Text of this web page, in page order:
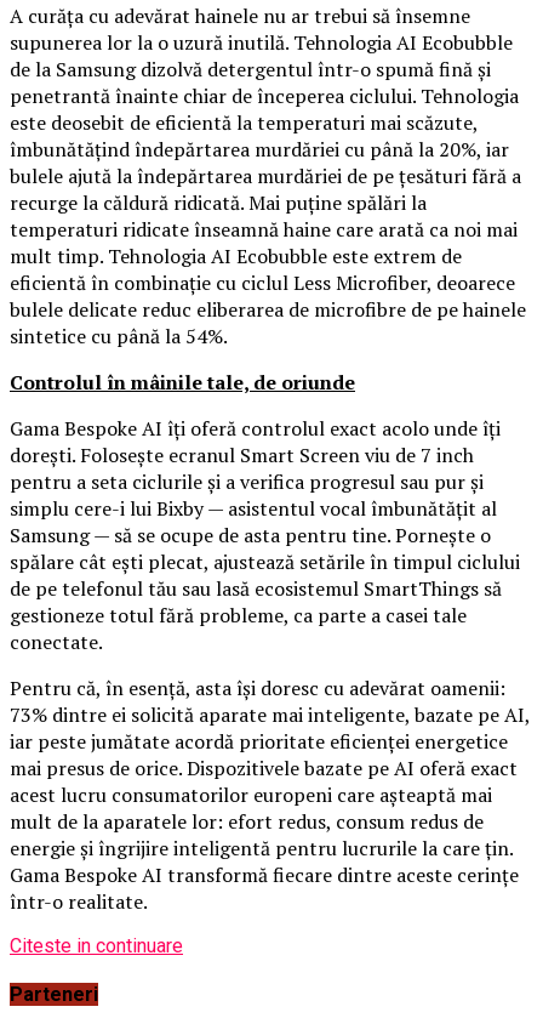
A curăța cu adevărat hainele nu ar trebui să însemne
supunerea lor la o uzură inutilă. Tehnologia AI Ecobubble
de la Samsung dizolvă detergentul într-o spumă fină și
penetrantă înainte chiar de începerea ciclului. Tehnologia
este deosebit de eficientă la temperaturi mai scăzute,
îmbunătățind îndepărtarea murdăriei cu până la 20%, iar
bulele ajută la îndepărtarea murdăriei de pe țesături fără a
recurge la căldură ridicată. Mai puține spălări la
temperaturi ridicate înseamnă haine care arată ca noi mai
mult timp. Tehnologia AI Ecobubble este extrem de
eficientă în combinație cu ciclul Less Microfiber, deoarece
bulele delicate reduc eliberarea de microfibre de pe hainele
sintetice cu până la 54%.
Controlul în mâinile tale, de oriunde
Gama Bespoke AI îți oferă controlul exact acolo unde îți
dorești. Folosește ecranul Smart Screen viu de 7 inch
pentru a seta ciclurile și a verifica progresul sau pur și
simplu cere-i lui Bixby — asistentul vocal îmbunătățit al
Samsung — să se ocupe de asta pentru tine. Pornește o
spălare cât ești plecat, ajustează setările în timpul ciclului
de pe telefonul tău sau lasă ecosistemul SmartThings să
gestioneze totul fără probleme, ca parte a casei tale
conectate.
Pentru că, în esență, asta își doresc cu adevărat oamenii:
73% dintre ei solicită aparate mai inteligente, bazate pe AI,
iar peste jumătate acordă prioritate eficienței energetice
mai presus de orice. Dispozitivele bazate pe AI oferă exact
acest lucru consumatorilor europeni care așteaptă mai
mult de la aparatele lor: efort redus, consum redus de
energie și îngrijire inteligentă pentru lucrurile la care țin.
Gama Bespoke AI transformă fiecare dintre aceste cerințe
într-o realitate.
Citeste in continuare
Parteneri